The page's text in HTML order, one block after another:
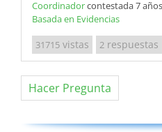
Coordinadorcontestada 7
Basada en Evidencias
31715 vistas 2 respuestas
Hacer Pregunta